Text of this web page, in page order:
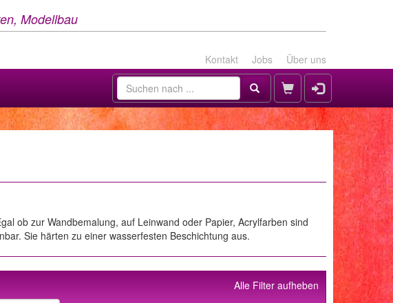
Modellbau
Kontakt Jobs Über uns
ob zur Wandbemalung, auf Leinwand oder Papier, Acrylfarben sind
Sie härten zu einer wasserfesten Beschichtung aus.
Alle Filter aufheben